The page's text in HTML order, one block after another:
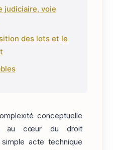
judiciaire, voie
des lots et le
conceptuelle
au cœur du droit
simple acte technique